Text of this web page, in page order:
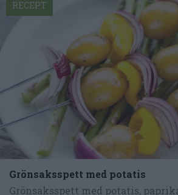
Grönsaksspett med potatis
Grönsaksspett med potatis,
RECEPT